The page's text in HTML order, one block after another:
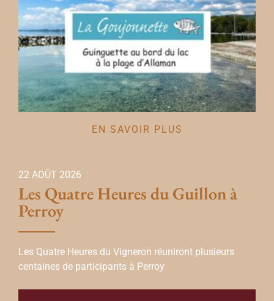
EN SAVOIR PLUS
22 AOÛT 2026
Les Quatre Heures du Guillon à
Perroy
Les Quatre Heures du Vigneron réuniront plusieurs
centaines de participants à Perroy